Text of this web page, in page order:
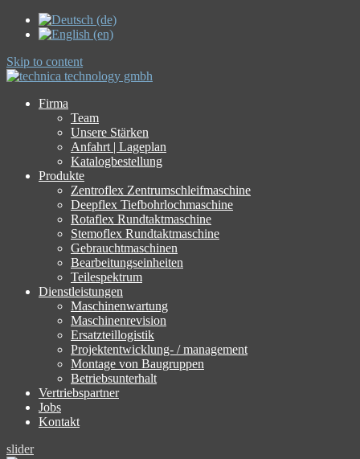
Skip to content
Firma
Team
Unsere Stärken
Anfahrt | Lageplan
Katalogbestellung
Produkte
Zentroflex Zentrumschleifmaschine
Deepflex Tiefbohrlochmaschine
Rotaflex Rundtaktmaschine
Stemoflex Rundtaktmaschine
Gebrauchtmaschinen
Bearbeitungseinheiten
Teilespektrum
Dienstleistungen
Maschinenwartung
Maschinenrevision
Ersatzteillogistik
Projektentwicklung- / management
Montage von Baugruppen
Betriebsunterhalt
Vertriebspartner
Jobs
Kontakt
slider